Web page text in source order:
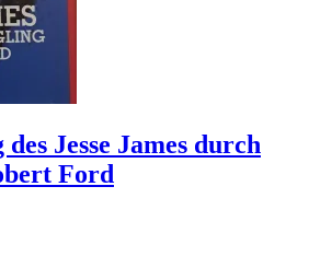
Jesse James durch
Ford